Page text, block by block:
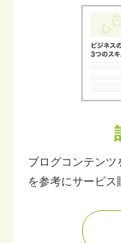
ブログコンテン
を参考にサービス